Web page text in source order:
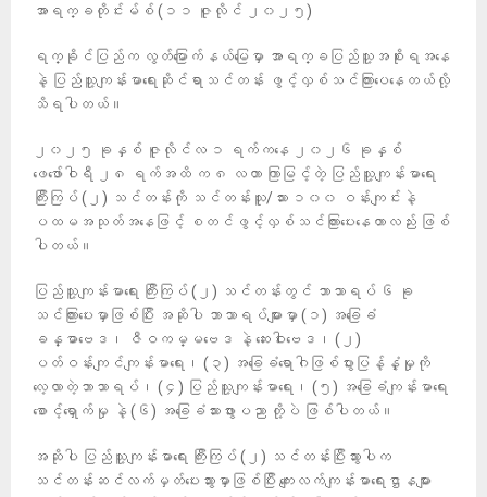
အာရက္ခတိုင်းမ်စ် (၁၁ ဇူလိုင် ၂၀၂၅)
ရက္ခိုင်ပြည်က လွတ်မြောက်နယ်မြေမှာ အာရက္ခပြည်သူ့အစိုးရအနေ
နဲ့ ပြည်သူ့ကျန်းမာရေးဆိုင်ရာသင်တန်း ဖွင့်လှစ်သင်ကြားပေနေတယ်လို့
သိရပါတယ်။
၂၀၂၅ ခုနှစ် ဇူလိုင်လ ၁ ရက်ကနေ ၂၀၂၆ ခုနှစ်
ဖေဖော်ဝါရီ ၂၈ ရက်အထိ က ၈ လတာ ကြာမြင့်တဲ့ ပြည်သူ့ကျန်းမာရေး
ကြီးကြပ် (၂) သင်တန်းကို သင်တန်းသူ/သား ၁၀၀ ဝန်းကျင်းနဲ့
ပထမအသုတ်အနေဖြင့် စတင်ဖွင့်လှစ်သင်ကြားပေးနေတာလည်း ဖြစ်
ပါတယ်။
ပြည်သူ့ကျန်းမာရေး ကြီးကြပ် (၂) သင်တန်းတွင် ဘာသာရပ် ၆ ခု
သင်ကြားပေးမှာဖြစ်ပြီး အဆိုပါ ဘာသာရပ်များမှာ (၁) အခြေခံ
ခန္ဓာဗေဒ၊ ဇီဝကမ္မဗေဒ နဲ့ ဆေးဝါးဗေဒ၊ (၂)
ပတ်ဝန်းကျင်ကျန်းမာရေး၊ (၃) အခြေခံရောဂါဖြစ်ပွားပြန့်နှံ့မှုကို
လေ့လာတဲ့ဘာသာရပ်၊ (၄) ပြည်သူ့ကျန်းမာရေး၊ (၅) အခြေခံကျန်းမာရေး
စောင့်ရှောက်မှု နဲ့ (၆) အခြေခံသားဖွားပညာ တို့ပဲ ဖြစ်ပါတယ်။
အဆိုပါ ပြည်သူ့ကျန်းမာရေး ကြီးကြပ် (၂) သင်တန်းပြီးသွားပါက
သင်တန်းဆင်လက်မှတ်ပေးသွားမှာဖြစ်ပြီး ကျေးလက်ကျန်းမာရေးဌာနများ